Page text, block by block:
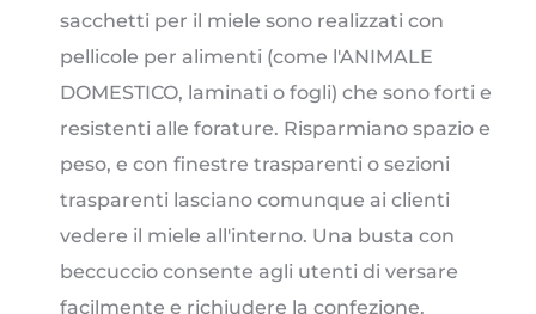
sacchetti per il miele sono realizzati con
pellicole per alimenti (come l'ANIMALE
DOMESTICO, laminati o fogli) che sono forti e
resistenti alle forature. Risparmiano spazio e
peso, e con finestre trasparenti o sezioni
trasparenti lasciano comunque ai clienti
vedere il miele all'interno. Una busta con
beccuccio consente agli utenti di versare
facilmente e richiudere la confezione.